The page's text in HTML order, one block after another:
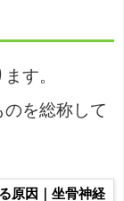
す。
を総称して
原因｜坐骨神経